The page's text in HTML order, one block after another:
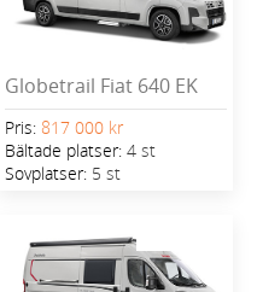
Globetrail Fiat 640 EK
Pris: 817 000 kr
Bältade platser: 4 st
Sovplatser: 5 st